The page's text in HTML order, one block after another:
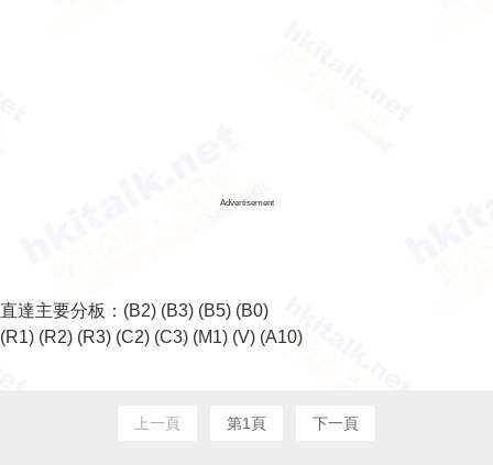
Advertisement
直達主要分板： (B2) (B3) (B5) (B0)
(R1) (R2) (R3) (C2) (C3) (M1) (V) (A10)
上一頁 第1頁 下一頁